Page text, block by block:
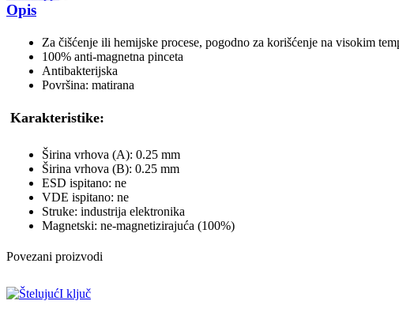
Opis
Za čišćenje ili hemijske procese, pogodno za korišćenje na visokim
100% anti-magnetna pinceta
Antibakterijska
Površina: matirana
Karakteristike:
Širina vrhova (A): 0.25 mm
Širina vrhova (B): 0.25 mm
ESD ispitano: ne
VDE ispitano: ne
Struke: industrija elektronika
Magnetski: ne-magnetizirajuća (100%)
Povezani proizvodi